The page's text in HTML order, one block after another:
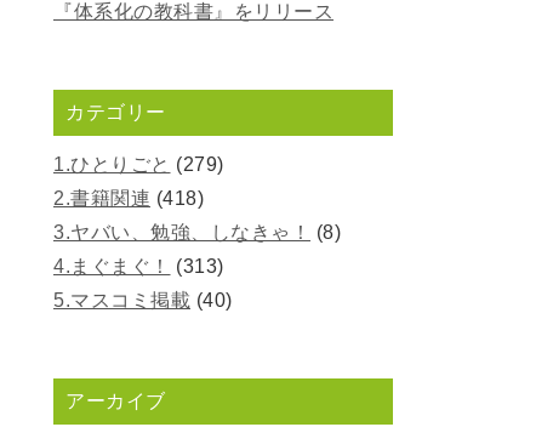
『体系化の教科書』をリリース
カテゴリー
1.ひとりごと (279)
2.書籍関連 (418)
3.ヤバい、勉強、しなきゃ！
(8)
4.まぐまぐ！
(313)
5.マスコミ掲載 (40)
アーカイブ